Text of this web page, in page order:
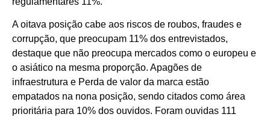
A oitava posição cabe aos riscos de roubos, fraudes e
corrupção, que preocupam 11% dos entrevistados,
destaque que não preocupa mercados como o europeu e
o asiático na mesma proporção. Apagões de
infraestrutura e Perda de valor da marca estão
empatados na nona posição, sendo citados como área
prioritária para 10% dos ouvidos. Foram ouvidas 111